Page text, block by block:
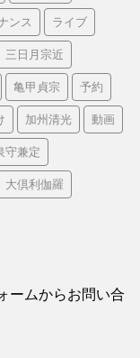
ンス ライブ
三日月宗近
亀甲貞宗 予約
加州清光 動画
守兼定
大倶利伽羅
ームからお問い合